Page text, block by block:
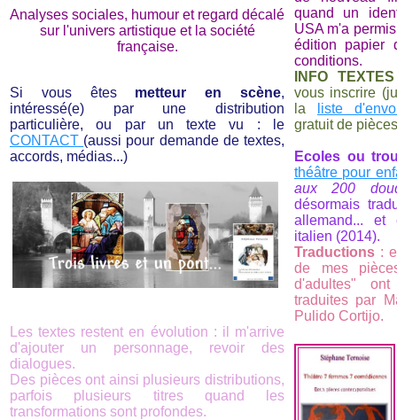
Analyses sociales, humour et regard décalé
sur l'univers artistique et la société
française.
Si vous êtes metteur en scène,
intéressé(e) par une distribution
particulière, ou par un texte vu : le
CONTACT (aussi pour demande de textes,
accords, médias...)
Les textes restent en évolution : il m'arrive
d'ajouter un personnage, revoir des
dialogues.
Des pièces ont ainsi plusieurs distributions,
parfois plusieurs titres quand les
transformations sont profondes.
quand un
USA m'a
édition papier
conditions.
INFO TEXTES
vous inscrire
la
liste
gratuit de
Ecoles ou
théâtre pour
aux 200
désormais
allemand... et
italien (2014).
Traductions :
de mes
d'adultes"
traduites par
Pulido Cortijo.